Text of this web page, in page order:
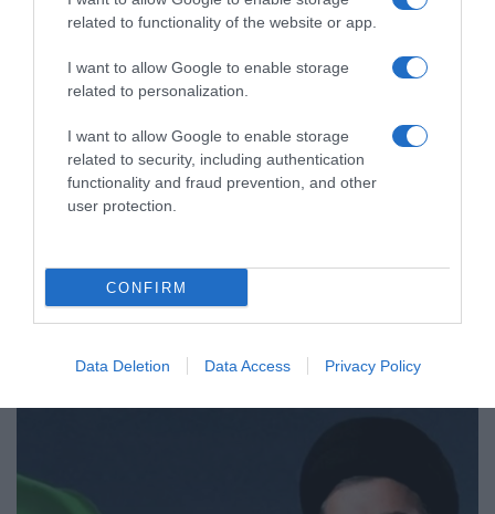
related to functionality of the website or app.
I want to allow Google to enable storage
related to personalization.
I want to allow Google to enable storage
related to security, including authentication
functionality and fraud prevention, and other
user protection.
CONFIRM
Data Deletion Data Access Privacy Policy
Πακιστάν υπέγραψαν κοινή αμυντική
συμφωνία
Οι τρεις χώρες έχουν κοινές ανησυχίες για την χαώδη
κατάσταση στη Μέση Ανατολή